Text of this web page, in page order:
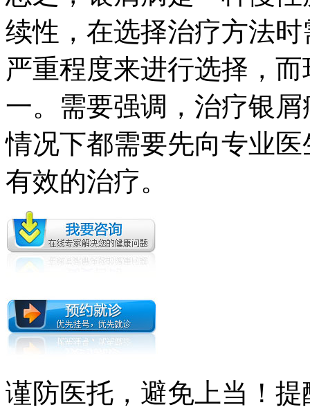
续性，在选择治疗方法
严重程度来进行选择，
一。需要强调，治疗银
情况下都需要先向专业
有效的治疗。
谨防医托，避免上当！